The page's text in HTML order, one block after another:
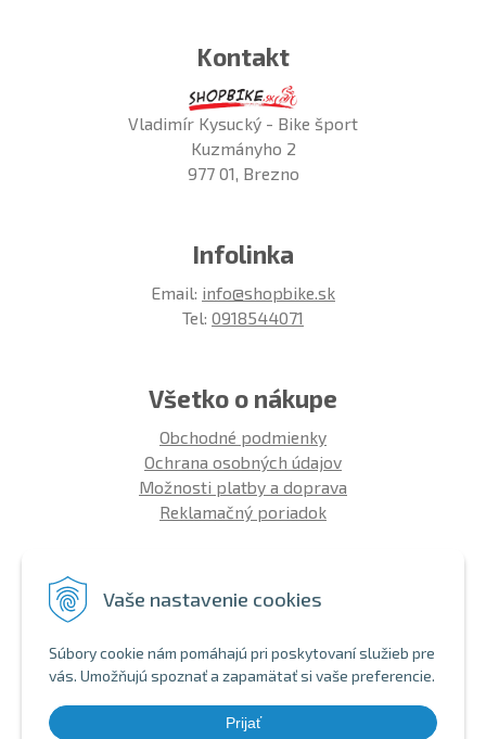
Vaše nastavenie cookies
Súbory cookie nám pomáhajú pri poskytovaní služieb pre
vás. Umožňujú spoznať a zapamätať si vaše preferencie.
Prijať
Kontakt
Vladimír Kysucký - Bike šport
Kuzmányho 2
977 01, Brezno
Infolinka
Email: info@shopbike.sk
Tel: 0918544071
Všetko o nákupe
Obchodné podmienky
Ochrana osobných údajov
Možnosti platby a doprava
Reklamačný poriadok
Aký bicykel kúpiť 26' | 27,5' | 29'
Nákup na splátky
Bezhotovostná platba